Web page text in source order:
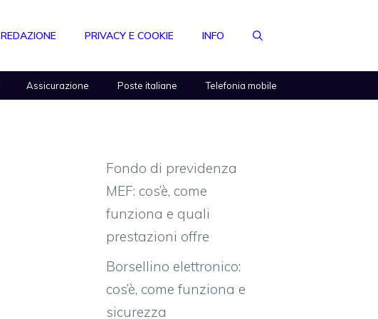
REDAZIONE PRIVACY E COOKIE INFO
Assicurazione Poste italiane Telefonia mobile
Fondo di previdenza
MEF: cos’è, come
funziona e quali
prestazioni offre
Borsellino elettronico:
cos’è, come funziona e
sicurezza